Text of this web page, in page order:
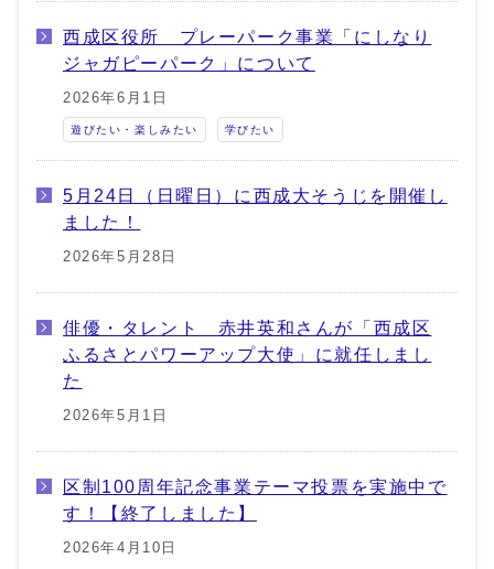
西成区役所 プレーパーク事業「にしなり
ジャガピーパーク」について
2026年6月1日
遊びたい・楽しみたい 学びたい
5月24日（日曜日）に西成大そうじを開催し
ました！
2026年5月28日
俳優・タレント 赤井英和さんが「西成区
ふるさとパワーアップ大使」に就任しまし
た
2026年5月1日
区制100周年記念事業テーマ投票を実施中で
す！【終了しました】
2026年4月10日